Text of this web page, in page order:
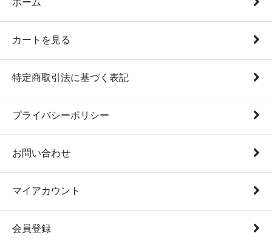
ホーム
カートを見る
特定商取引法に基づく表記
プライバシーポリシー
お問い合わせ
マイアカウント
会員登録